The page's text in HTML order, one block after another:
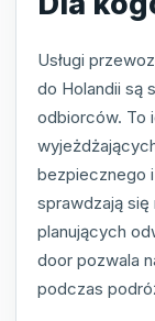
Usługi
do Holandii są
odbiorców. To
bezpiecznego
sprawdzają się
planujących
door pozwala
podczas